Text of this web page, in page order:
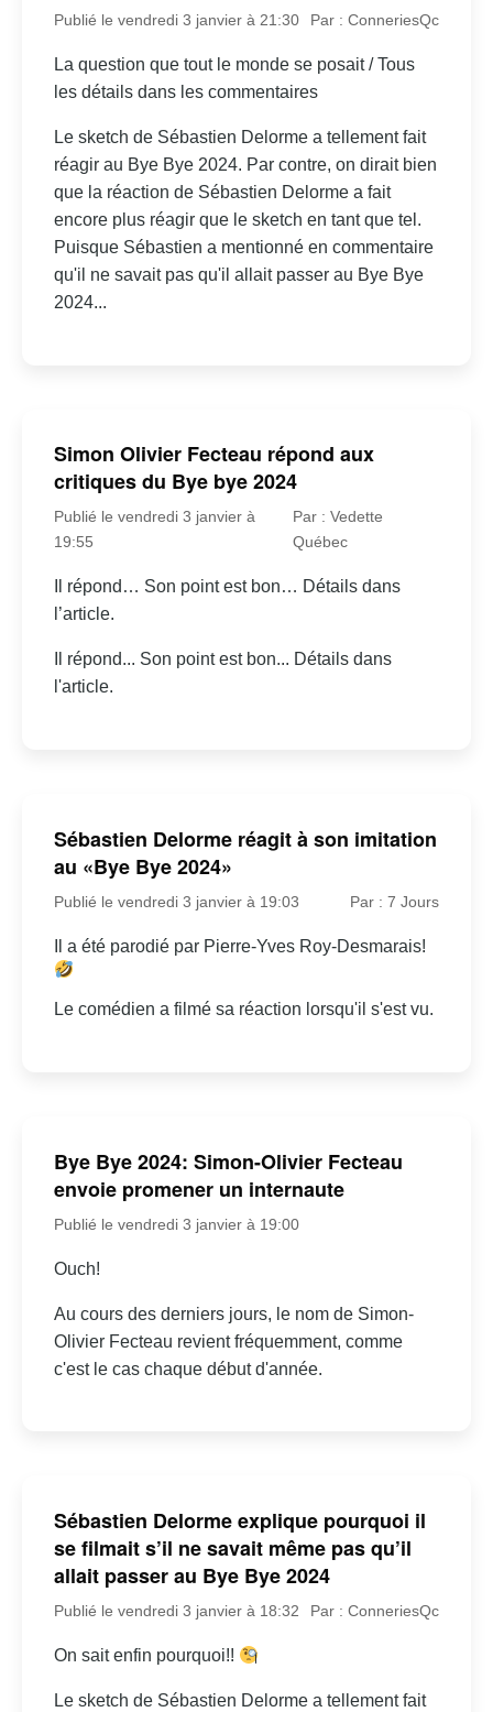
Publié le vendredi 3 janvier à 21:30 Par : ConneriesQc
La question que tout le monde se posait / Tous
les détails dans les commentaires
Le sketch de Sébastien Delorme a tellement fait
réagir au Bye Bye 2024. Par contre, on dirait bien
que la réaction de Sébastien Delorme a fait
encore plus réagir que le sketch en tant que tel.
Puisque Sébastien a mentionné en commentaire
qu'il ne savait pas qu'il allait passer au Bye Bye
2024...
Simon Olivier Fecteau répond aux
critiques du Bye bye 2024
Publié le vendredi 3 janvier à
19:55
Par : Vedette
Québec
Il répond… Son point est bon… Détails dans
l’article.
Il répond... Son point est bon... Détails dans
l'article.
Sébastien Delorme réagit à son imitation
au «Bye Bye 2024»
Publié le vendredi 3 janvier à 19:03 Par : 7 Jours
Il a été parodié par Pierre-Yves Roy-Desmarais!
Le comédien a filmé sa réaction lorsqu'il s'est vu.
Bye Bye 2024: Simon-Olivier Fecteau
envoie promener un internaute
Publié le vendredi 3 janvier à 19:00
Ouch!
Au cours des derniers jours, le nom de Simon-
Olivier Fecteau revient fréquemment, comme
c'est le cas chaque début d'année.
Sébastien Delorme explique pourquoi il
se filmait s’il ne savait même pas qu’il
allait passer au Bye Bye 2024
Publié le vendredi 3 janvier à 18:32 Par : ConneriesQc
On sait enfin pourquoi!!
Le sketch de Sébastien Delorme a tellement fait